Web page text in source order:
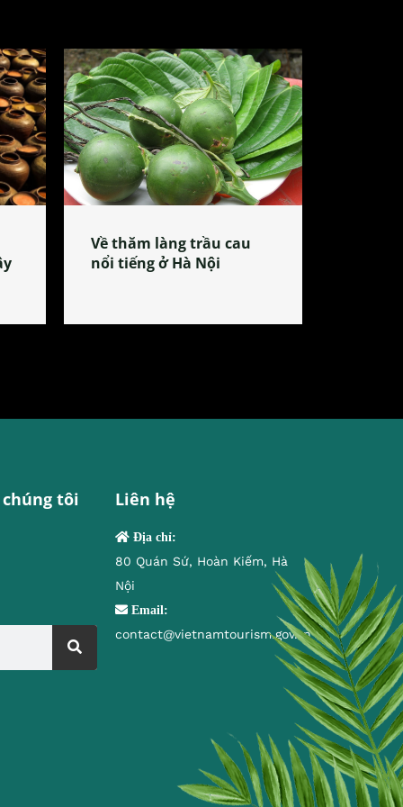
Về thăm làng trầu cau
nổi tiếng ở Hà Nội
tôi Liên hệ
Địa chỉ:
80 Quán Sứ, Hoàn Kiếm, Hà
Nội
Email:
contact@vietnamtourism.gov.vn